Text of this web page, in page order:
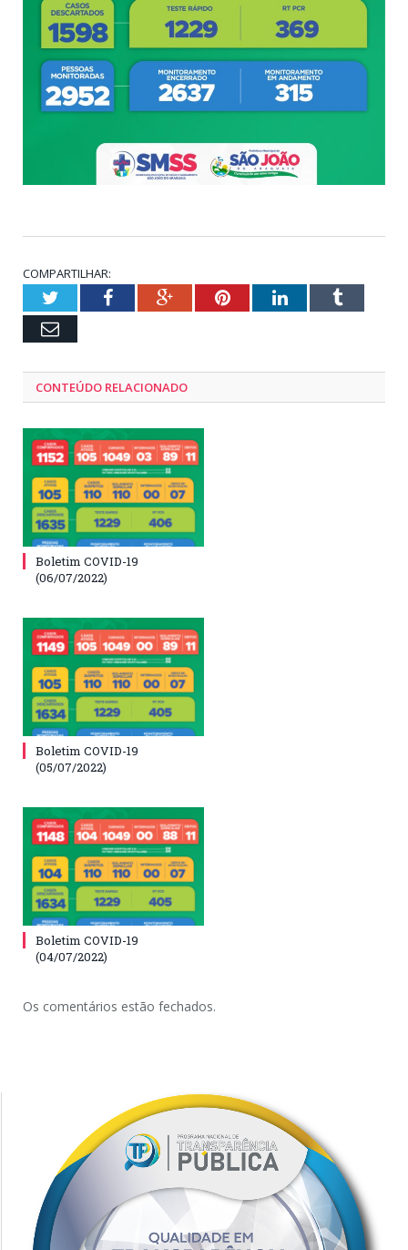
COMPARTILHAR:
TwitterFacebookGoogle+PinterestLinkedInTumblr
Email
CONTEÚDO RELACIONADO
Boletim COVID-19
(06/07/2022)
Boletim COVID-19
(05/07/2022)
Boletim COVID-19
(04/07/2022)
Os comentários estão fechados.